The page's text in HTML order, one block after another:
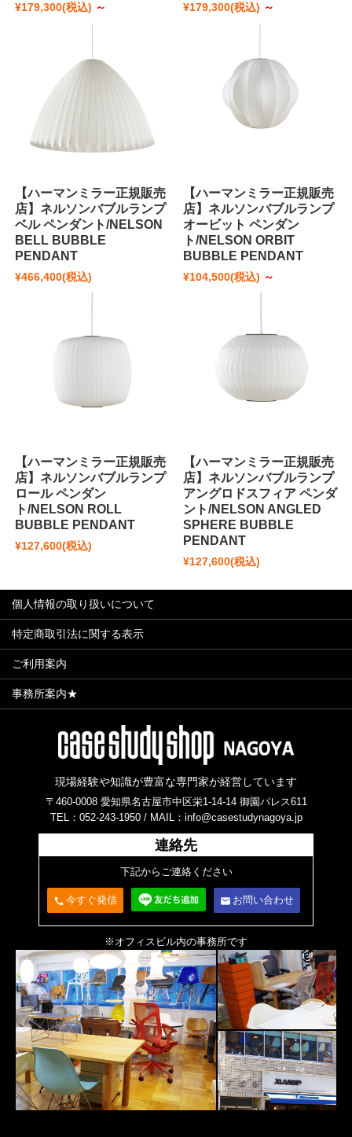
¥179,300(税込) ～ ¥179,300(税込) ～
【ハーマンミラー正規販売
店】ネルソンバブルランプ
ベル ペンダント/NELSON
BELL BUBBLE
PENDANT
¥466,400(税込)
【ハーマンミラー正規販売
店】ネルソンバブルランプ
オービット ペンダン
ト/NELSON ORBIT
BUBBLE PENDANT
¥104,500(税込) ～
【ハーマンミラー正規販売
店】ネルソンバブルランプ
ロール ペンダン
ト/NELSON ROLL
BUBBLE PENDANT
¥127,600(税込)
【ハーマンミラー正規販売
店】ネルソンバブルランプ
アングロドスフィア ペンダ
ント/NELSON ANGLED
SPHERE BUBBLE
PENDANT
¥127,600(税込)
個人情報の取り扱いについて
特定商取引法に関する表示
ご利用案内
事務所案内★
現場経験や知識が豊富な専門家が経営しています
〒460-0008 愛知県名古屋市中区栄1-14-14 御園パレス611
TEL：052-243-1950 / MAIL：info@casestudynagoya.jp
連絡先
下記からご連絡ください
call 今すぐ発信 email お問い合わせ
※オフィスビル内の事務所です